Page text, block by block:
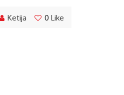
Ketija 0 Like